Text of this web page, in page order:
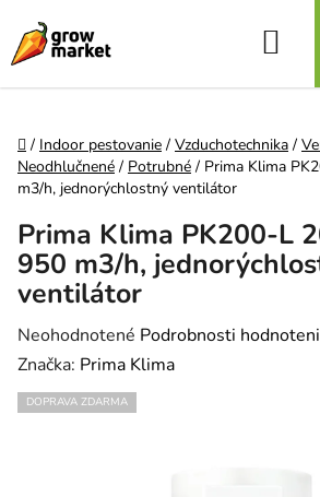
Domov
/ Indoor pestovanie / Vzduchotechnika /
Neodhlučnené / Potrubné / Prima Klima
m3/h, jednorýchlostný ventilátor
Prima Klima PK200-L
950 m3/h,
ventilátor
Priemerné hodnotenie produktu je 0,0
Neohodnotené Podrobnosti
Značka: Prima Klima
DOPRAVA ZDARMA